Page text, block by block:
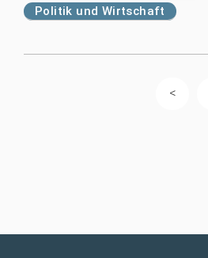
Politik und Wirtschaft